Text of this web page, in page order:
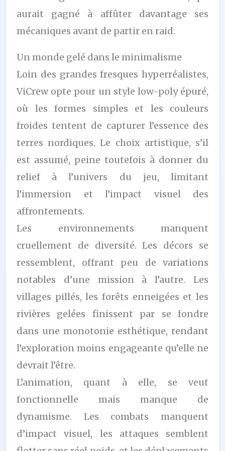
aurait gagné à affûter davantage ses
mécaniques avant de partir en raid.
Un monde gelé dans le minimalisme
Loin des grandes fresques hyperréalistes,
ViCrew opte pour un style low-poly épuré,
où les formes simples et les couleurs
froides tentent de capturer l’essence des
terres nordiques. Le choix artistique, s’il
est assumé, peine toutefois à donner du
relief à l’univers du jeu, limitant
l’immersion et l’impact visuel des
affrontements.
Les environnements manquent
cruellement de diversité. Les décors se
ressemblent, offrant peu de variations
notables d’une mission à l’autre. Les
villages pillés, les forêts enneigées et les
rivières gelées finissent par se fondre
dans une monotonie esthétique, rendant
l’exploration moins engageante qu’elle ne
devrait l’être.
L’animation, quant à elle, se veut
fonctionnelle mais manque de
dynamisme. Les combats manquent
d’impact visuel, les attaques semblent